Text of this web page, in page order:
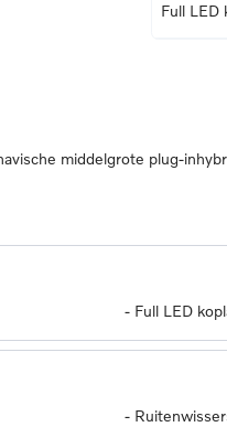
Full LED
middelgrote plug-
- Full LED
-